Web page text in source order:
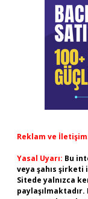
Reklam ve
Yasal Uyarı: Bu
veya şahıs şirketi
Sitede yalnızca